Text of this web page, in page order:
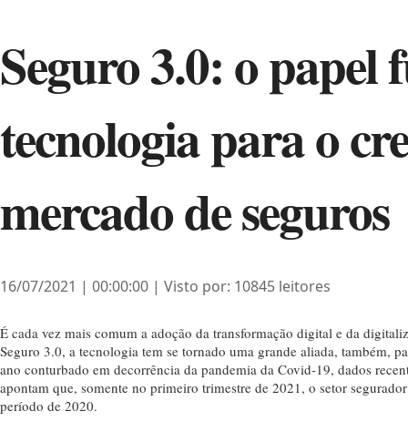
Seguro 3.0: o
tecnologia para o
mercado de seguros
16/07/2021 | 00:00:00 | Visto por: 10845 leitores
É cada vez mais comum a adoção da transformação digital e da
Seguro 3.0, a tecnologia tem se tornado uma grande aliada, também,
ano conturbado em decorrência da pandemia da Covid-19, dados
apontam que, somente no primeiro trimestre de 2021, o setor
período de 2020.